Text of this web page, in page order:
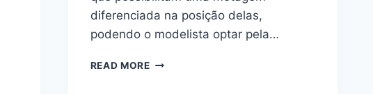
diferenciada na posição delas,
podendo o modelista optar pela…
READ MOREAN/ALQ-